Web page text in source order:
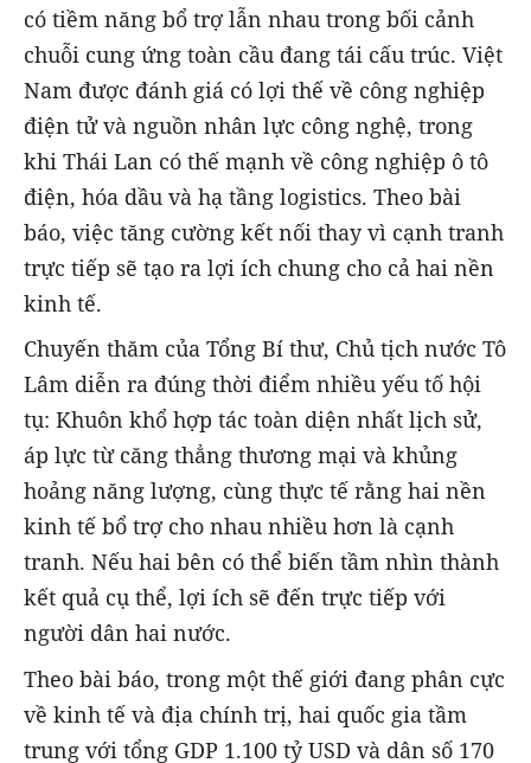
có tiềm năng bổ trợ lẫn nhau trong bối cảnh
chuỗi cung ứng toàn cầu đang tái cấu trúc. Việt
Nam được đánh giá có lợi thế về công nghiệp
điện tử và nguồn nhân lực công nghệ, trong
khi Thái Lan có thế mạnh về công nghiệp ô tô
điện, hóa dầu và hạ tầng logistics. Theo bài
báo, việc tăng cường kết nối thay vì cạnh tranh
trực tiếp sẽ tạo ra lợi ích chung cho cả hai nền
kinh tế.
Chuyến thăm của Tổng Bí thư, Chủ tịch nước Tô
Lâm diễn ra đúng thời điểm nhiều yếu tố hội
tụ: Khuôn khổ hợp tác toàn diện nhất lịch sử,
áp lực từ căng thẳng thương mại và khủng
hoảng năng lượng, cùng thực tế rằng hai nền
kinh tế bổ trợ cho nhau nhiều hơn là cạnh
tranh. Nếu hai bên có thể biến tầm nhìn thành
kết quả cụ thể, lợi ích sẽ đến trực tiếp với
người dân hai nước.
Theo bài báo, trong một thế giới đang phân cực
về kinh tế và địa chính trị, hai quốc gia tầm
trung với tổng GDP 1.100 tỷ USD và dân số 170